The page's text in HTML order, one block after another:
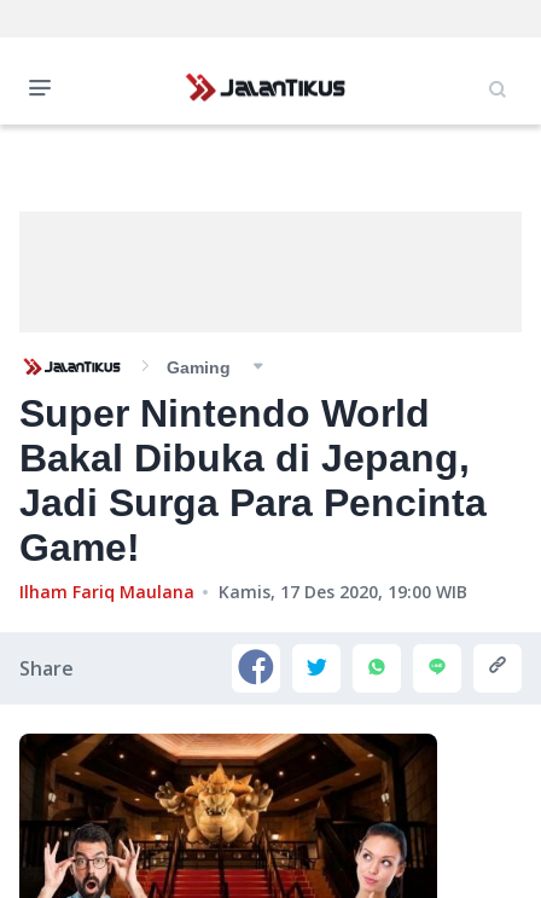
Gaming
Super Nintendo World
Bakal Dibuka di Jepang,
Jadi Surga Para Pencinta
Game!
Ilham Fariq Maulana Kamis, 17 Des 2020, 19:00 WIB
Share